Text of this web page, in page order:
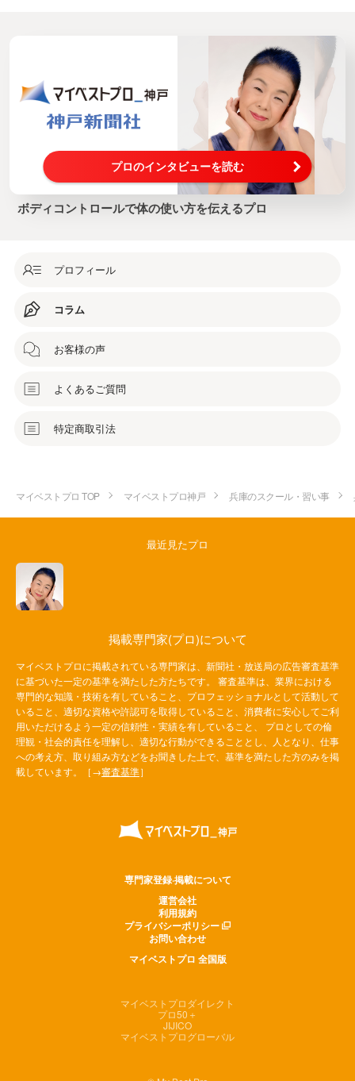
プロのインタビューを読む
ボディコントロールで体の使い方を伝えるプロ
プロフィール
コラム
お客様の声
よくあるご質問
特定商取引法
マイベストプロ TOP マイベストプロ神戸 兵庫のスクール・習い事
最近見たプロ
掲載専門家(プロ)について
マイベストプロに掲載されている専門家は、新聞社・放送局の広告審査基準
に基づいた一定の基準を満たした方たちです。 審査基準は、業界における
専門的な知識・技術を有していること、プロフェッショナルとして活動して
いること、適切な資格や許認可を取得していること、消費者に安心してご利
用いただけるよう一定の信頼性・実績を有していること、 プロとしての倫
理観・社会的責任を理解し、適切な行動ができることとし、人となり、仕事
への考え方、取り組み方などをお聞きした上で、基準を満たした方のみを掲
載しています。［→審査基準］
専門家登録·掲載について
運営会社
利用規約
プライバシーポリシー
お問い合わせ
マイベストプロ 全国版
マイベストプロダイレクト
プロ50＋
JIJICO
マイベストプログローバル